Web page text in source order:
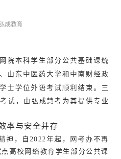
成教育
院本科学生部分公共基础课统
山东中医药大学和 中南财经政
士学位外语考试顺利结束。三
试，由弘成慧考为其提供专业
率与安全并存
，自2022年起，网考办不再
高校网络教育学生部分公共课